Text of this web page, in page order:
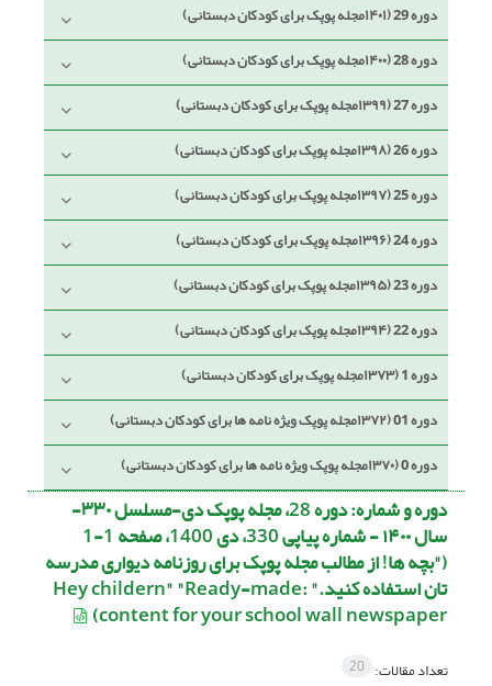
دوره 29 (۱۴۰۱مجله پوپک برای کودکان دبستانی)
دوره 28 (۱۴۰۰مجله پوپک برای کودکان دبستانی)
دوره 27 (۱۳۹۹مجله پوپک برای کودکان دبستانی)
دوره 26 (۱۳۹۸مجله پوپک برای کودکان دبستانی)
دوره 25 (۱۳۹۷مجله پوپک برای کودکان دبستانی)
دوره 24 (۱۳۹۶مجله پوپک برای کودکان دبستانی)
دوره 23 (۱۳۹۵مجله پوپک برای کودکان دبستانی)
دوره 22 (۱۳۹۴مجله پوپک برای کودکان دبستانی)
دوره 1 (۱۳۷۳مجله پوپک برای کودکان دبستانی)
دوره 01 (۱۳۷۲مجله پوپک ویژه نامه ها برای کودکان دبستانی)
دوره 0 (۱۳۷۰مجله پوپک ویژه نامه ها برای کودکان دبستانی)
دوره و شماره: دوره 28، مجله پوپک دی-مسلسل ۳۳۰-
سال ۱۴۰۰ - شماره پیاپی 330، دی 1400، صفحه 1-1
("بچه ها! از مطالب مجله پوپک برای روزنامه دیواری مدرسه
تان استفاده کنید." :Hey childern" "Ready-made
content for your school wall newspaper)
تعداد مقالات: 20